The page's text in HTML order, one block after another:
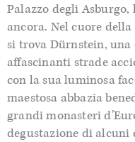
Palazzo degli
ancora. Nel cuore
si trova Dürnstein, una
affascinanti strade
con la sua luminosa
maestosa abbazia
grandi monasteri
degustazione di alcuni